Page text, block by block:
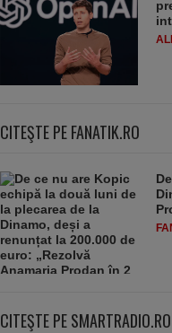
CITEŞTE PE FANATIK.RO
CITEŞTE PE SMARTRADIO.RO